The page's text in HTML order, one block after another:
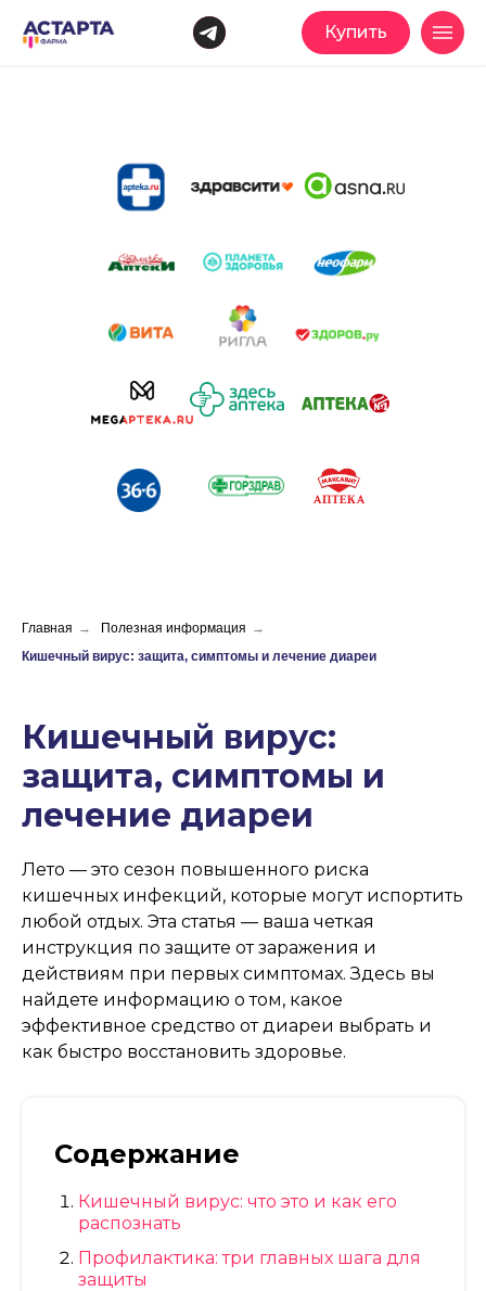
Купить
Главная → Полезная информация →
Кишечный вирус: защита, симптомы и лечение диареи
Кишечный вирус:
защита, симптомы и
лечение диареи
Лето — это сезон повышенного риска
кишечных инфекций, которые могут испортить
любой отдых. Эта статья — ваша четкая
инструкция по защите от заражения и
действиям при первых симптомах. Здесь вы
найдете информацию о том, какое
эффективное средство от диареи выбрать и
как быстро восстановить здоровье.
Содержание
Кишечный вирус: что это и как его
распознать
Профилактика: три главных шага для
защиты